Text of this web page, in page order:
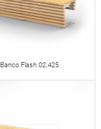
Banco Flash 02.425